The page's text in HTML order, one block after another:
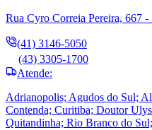
Rua Cyro Correia Pereira, 667
(41) 3146-5050
(43) 3305-1700
Atende:
Adrianopolis; Agudos do Sul;
Contenda; Curitiba; Doutor
Quitandinha; Rio Branco do